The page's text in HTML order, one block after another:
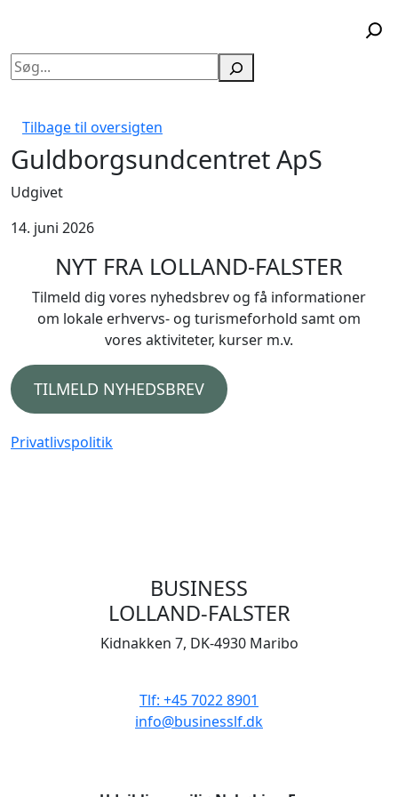
Søg
Tilbage til oversigten
Guldborgsundcentret ApS
Udgivet
14. juni 2026
NYT FRA LOLLAND-FALSTER
Tilmeld dig vores nyhedsbrev og få informationer
om lokale erhvervs- og turismeforhold samt om
vores aktiviteter, kurser m.v.
TILMELD NYHEDSBREV
Privatlivspolitik
BUSINESS
LOLLAND-FALSTER
Kidnakken 7, DK-4930 Maribo
Tlf: +45 7022 8901
info@businesslf.dk